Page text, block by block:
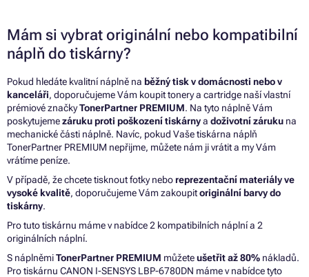
Mám si vybrat originální nebo kompatibilní
náplň do tiskárny?
Pokud hledáte kvalitní náplně na běžný tisk v domácnosti nebo v
kanceláři, doporučujeme Vám koupit tonery a cartridge naší vlastní
prémiové značkyTonerPartner PREMIUM. Na tyto náplně Vám
poskytujemezáruku proti poškození tiskárnya doživotní záruku na
mechanické části náplně. Navíc, pokud Vaše tiskárna náplň
TonerPartner PREMIUM nepřijme, můžete nám ji vrátit a my Vám
vrátíme peníze.
V případě, že chcete tisknout fotky neboreprezentační materiály ve
vysoké kvalitě, doporučujeme Vám zakoupitoriginální barvy do
tiskárny.
Pro tuto tiskárnu máme v nabídce 2 kompatibilních náplní a 2
originálních náplní.
S náplněmiTonerPartner PREMIUM můžeteušetřit až 80% nákladů.
Pro tiskárnu CANON I-SENSYS LBP-6780DN máme v nabídce tyto